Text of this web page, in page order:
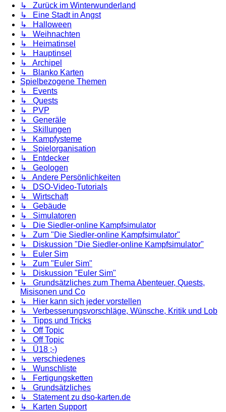
↳ Zurück im Winterwunderland
↳ Eine Stadt in Angst
↳ Halloween
↳ Weihnachten
↳ Heimatinsel
↳ Hauptinsel
↳ Archipel
↳ Blanko Karten
Spielbezogene Themen
↳ Events
↳ Quests
↳ PVP
↳ Generäle
↳ Skillungen
↳ Kampfysteme
↳ Spielorganisation
↳ Entdecker
↳ Geologen
↳ Andere Persönlichkeiten
↳ DSO-Video-Tutorials
↳ Wirtschaft
↳ Gebäude
↳ Simulatoren
↳ Die Siedler-online Kampfsimulator
↳ Zum "Die Siedler-online Kampfsimulator"
↳ Diskussion "Die Siedler-online Kampfsimulator"
↳ Euler Sim
↳ Zum "Euler Sim"
↳ Diskussion "Euler Sim"
↳ Grundsätzliches zum Thema Abenteuer, Quests,
Misisonen und Co
↳ Hier kann sich jeder vorstellen
↳ Verbesserungsvorschläge, Wünsche, Kritik und Lob
↳ Tipps und Tricks
↳ Off Topic
↳ Off Topic
↳ Ü18 ;-)
↳ verschiedenes
↳ Wunschliste
↳ Fertigungsketten
↳ Grundsätzliches
↳ Statement zu dso-karten.de
↳ Karten Support